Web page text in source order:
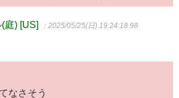
庭) [US] ：2025/05/25(日) 19:24:18.98
なさそう